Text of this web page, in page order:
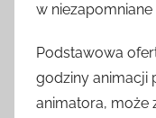
w
Podstawowa
godziny animacji
animatora, może